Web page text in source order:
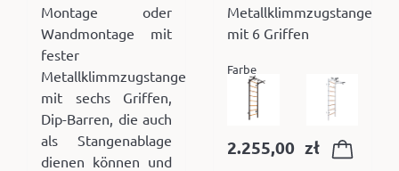
Montage oder
Wandmontage mit
fester
Metallklimmzugstange
mit sechs Griffen,
Dip-Barren, die auch
als Stangenablage
dienen können und
Metallklimmzugstange
mit 6 Griffen
Farbe
2.255,00 zł